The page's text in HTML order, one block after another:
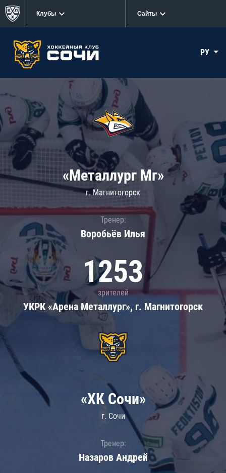
Клубы Сайты
РУ
«Металлург Мг»
г. Магнитогорск
Тренер:
Воробьёв Илья
1253
зрителей
УКРК «Арена Металлург», г. Магнитогорск
«ХК Сочи»
г. Сочи
Тренер:
Назаров Андрей